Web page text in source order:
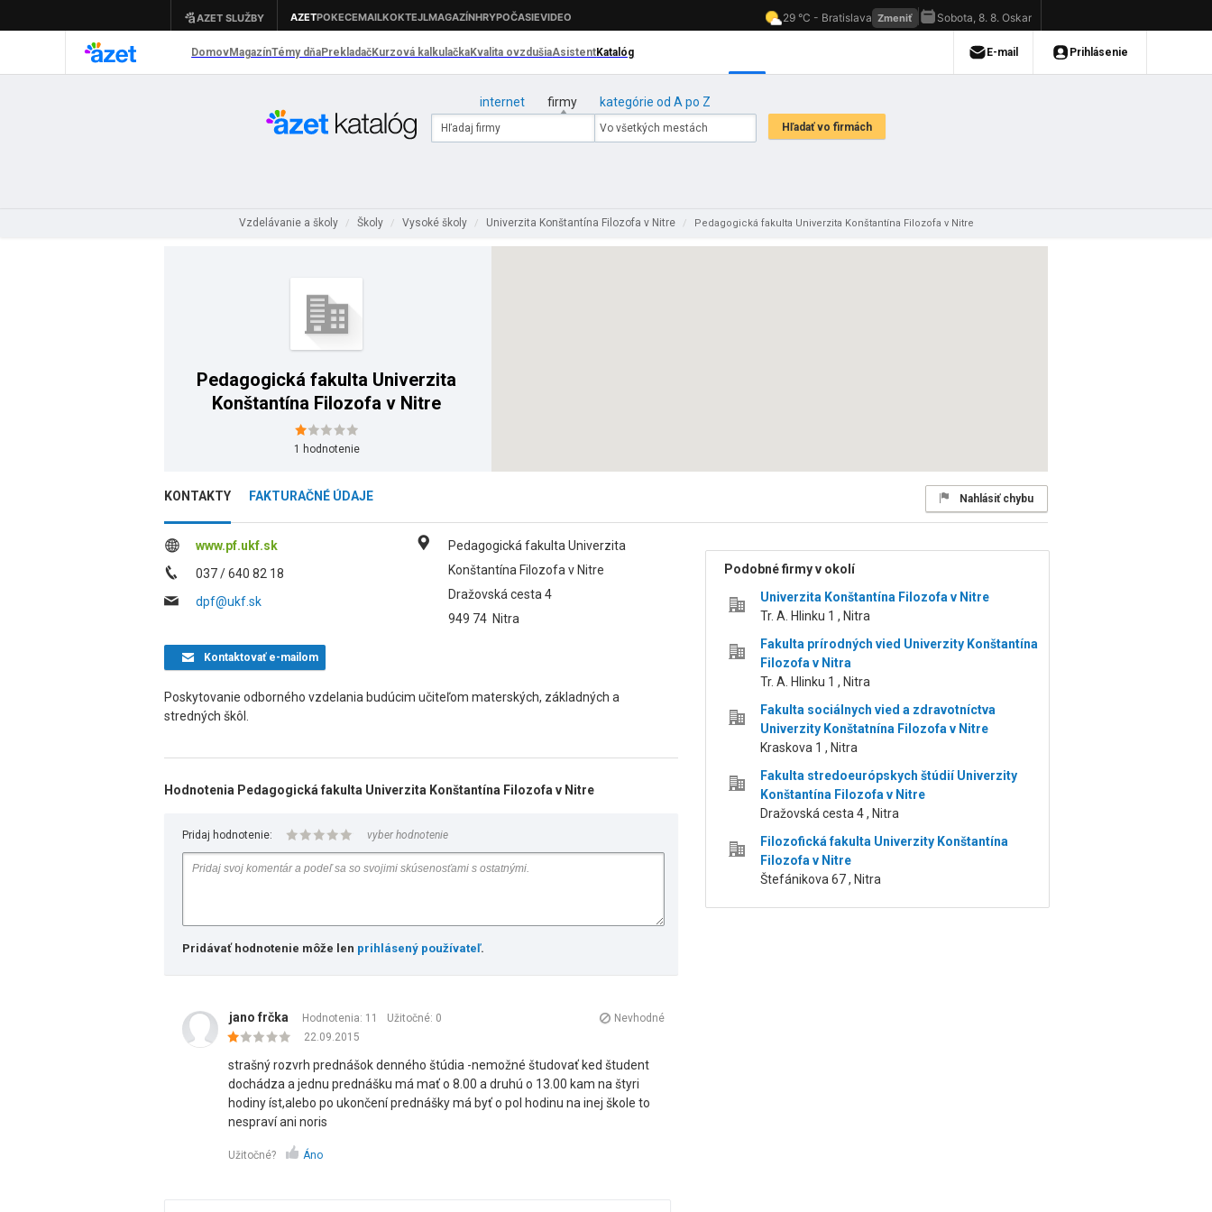
internet firmy kategórie od A po Z
Vzdelávanie a školy / Školy / Vysoké školy / Univerzita Konštantína Filozofa v Nitre / Pedagogická fakulta Univerzita Konštantína Filozofa v Nitre
Pedagogická fakulta Univerzita
Konštantína Filozofa v Nitre
1 hodnotenie
KONTAKTY FAKTURAČNÉ ÚDAJE Nahlásiť chybu
www.pf.ukf.sk
037 / 640 82 18
dpf@ukf.sk
Pedagogická fakulta Univerzita
Konštantína Filozofa v Nitre
Dražovská cesta 4
949 74 Nitra
Kontaktovaťe-mailom
Poskytovanie odborného vzdelania budúcim učiteľom materských, základných a
stredných škôl.
Hodnotenia Pedagogická fakulta Univerzita Konštantína Filozofa v Nitre
Pridaj hodnotenie: vyber hodnotenie
Pridávať hodnotenie môže len prihlásený používateľ.
jano frčka Hodnotenia: 11 Užitočné: 0
Nevhodné
22.09.2015
strašný rozvrh prednášok denného štúdia -nemožné študovať ked študent
dochádza a jednu prednášku má mať o 8.00 a druhú o 13.00 kam na štyri
hodiny íst,alebo po ukončení prednášky má byť o pol hodinu na inej škole to
nespraví ani noris
Užitočné? Áno
Podobné firmy v okolí
Univerzita Konštantína Filozofa v Nitre
Tr. A. Hlinku 1 , Nitra
Fakulta prírodných vied Univerzity Konštantína
Filozofa v Nitra
Tr. A. Hlinku 1 , Nitra
Fakulta sociálnych vied a zdravotníctva
Univerzity Konštatnína Filozofa v Nitre
Kraskova 1 , Nitra
Fakulta stredoeurópskych štúdií Univerzity
Konštantína Filozofa v Nitre
Dražovská cesta 4 , Nitra
Filozofická fakulta Univerzity Konštantína
Filozofa v Nitre
Štefánikova 67 , Nitra